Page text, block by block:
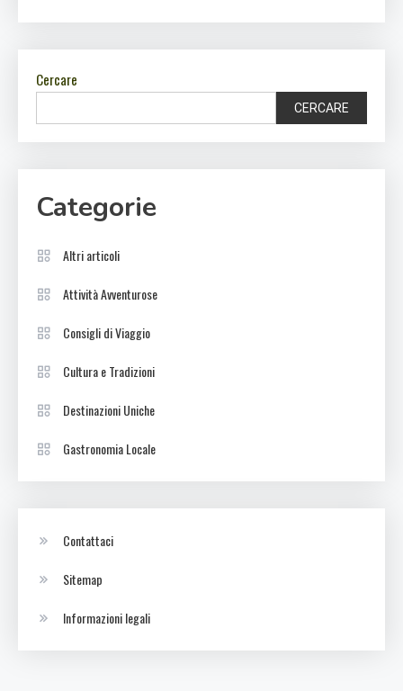
Cercare
CERCARE
Categorie
Altri articoli
Attività Avventurose
Consigli di Viaggio
Cultura e Tradizioni
Destinazioni Uniche
Gastronomia Locale
Contattaci
Sitemap
Informazioni legali